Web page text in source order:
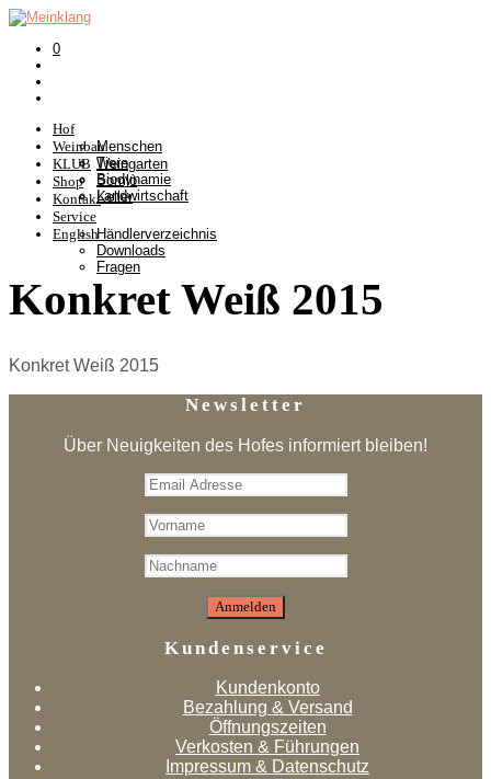
0
Hof
Menschen
Tiere
Biodynamie
Landwirtschaft
Weinbau
Weingarten
Somlò
Keller
KLUB
Shop
Kontakt
Service
Händlerverzeichnis
Downloads
Fragen
English
Konkret Weiß 2015
Konkret Weiß 2015
Newsletter
Über Neuigkeiten des Hofes informiert bleiben!
Kundenservice
Kundenkonto
Bezahlung & Versand
Öffnungszeiten
Verkosten & Führungen
Impressum & Datenschutz